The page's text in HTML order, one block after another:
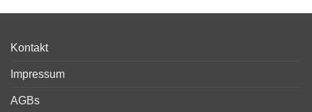
Kontakt
Impressum
AGBs